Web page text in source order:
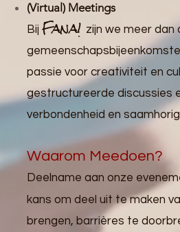
(Virtual) Meetings
Bij Fana! zijn we meer dan
passie voor creativiteit en
gestructureerde discussies
verbondenheid en
Waarom Meedoen?
Deelname aan onze
kans om deel uit te maken
brengen, barrières te